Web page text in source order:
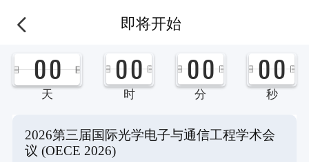
即将开始
00
天
00
时
00
分
00
秒
2026第三届国际光学电子与通信工程学术会
议 (OECE 2026)